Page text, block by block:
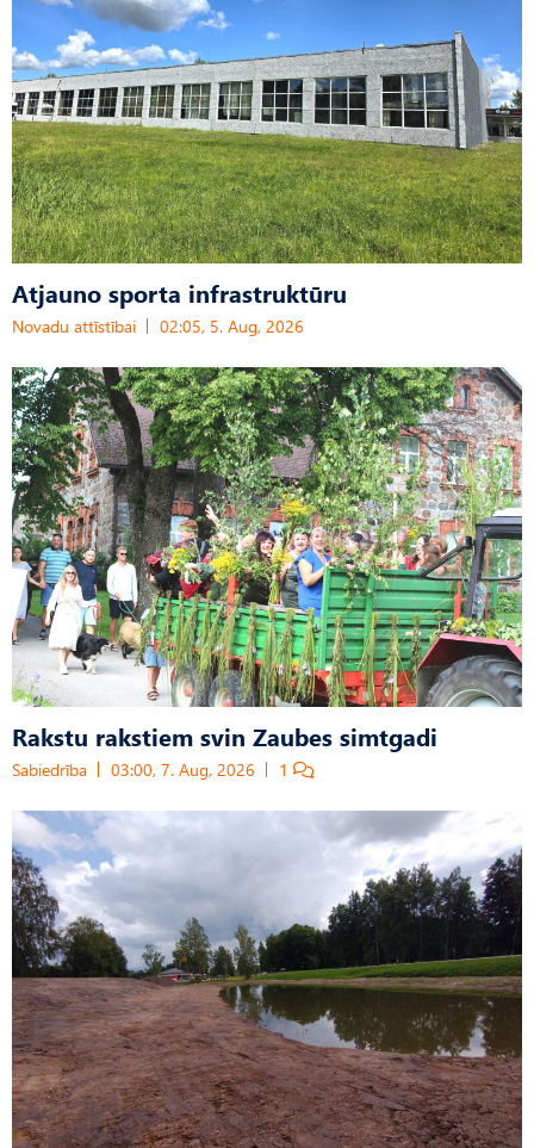
Atjauno sporta infrastruktūru
Novadu attīstībai 02:05, 5. Aug, 2026
Rakstu rakstiem svin Zaubes simtgadi
Sabiedrība 03:00, 7. Aug, 2026 1